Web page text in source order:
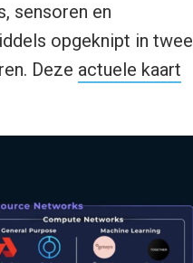
sensoren en
opgeknipt in twee
Deze actuele kaart